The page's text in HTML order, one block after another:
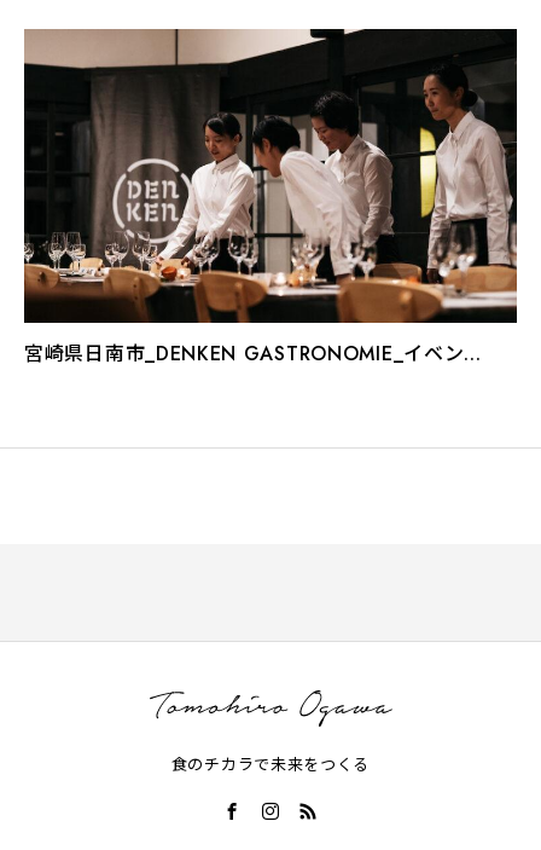
宮崎県日南市_DENKEN GASTRONOMIE_イベン...
食のチカラで未来をつくる